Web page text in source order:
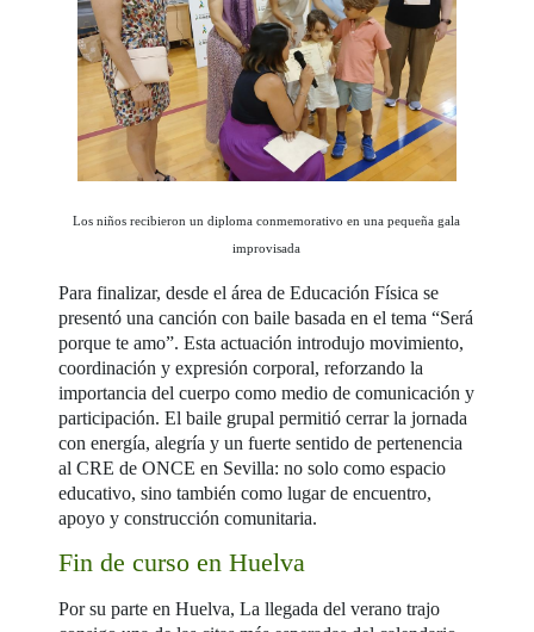
Los niños recibieron un diploma conmemorativo en una pequeña gala
improvisada
Para finalizar, desde el área de Educación Física se
presentó una canción con baile basada en el tema “Será
porque te amo”. Esta actuación introdujo movimiento,
coordinación y expresión corporal, reforzando la
importancia del cuerpo como medio de comunicación y
participación. El baile grupal permitió cerrar la jornada
con energía, alegría y un fuerte sentido de pertenencia
al CRE de ONCE en Sevilla: no solo como espacio
educativo, sino también como lugar de encuentro,
apoyo y construcción comunitaria.
Fin de curso en Huelva
Por su parte en Huelva, La llegada del verano trajo